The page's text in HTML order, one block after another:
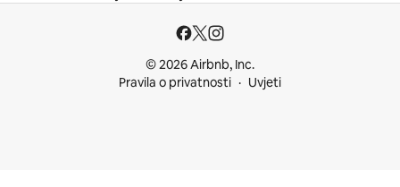
© 2026 Airbnb, Inc.
Pravila o privatnosti
Uvjeti